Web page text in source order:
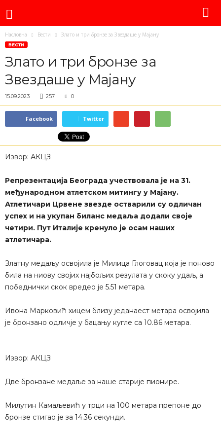
Насловна Вести Злато и три бронзе за Звездаше у Мајану
ВЕСТИ
Злато и три бронзе за
Звездаше у Мајану
15.09.2023 257 0
Facebook Twitter
Извор: АКЦЗ
Репрезентација Београда учествовала је на 31.
међународном атлетском митингу у Мајану.
Атлетичари Црвене звезде остварили су одличан
успех и на укупан биланс медаља додали своје
четири. Пут Италије кренуло је осам наших
атлетичара.
Златну медаљу освојила је Милица Глоговац која је поново
била на ниову својих најбољих резулата у скоку удаљ, а
победнички скок вредео је 5.51 метара.
Ивона Марковић хицем близу једанаест метара освојила
је бронзано одличје у бацању кугле са 10.86 метара.
Извор: АКЦЗ
Две бронзане медаље за наше старије пионире.
Милутин Камаљевић у трци на 100 метара препоне до
бронзе стигао је за 14.36 секунди.